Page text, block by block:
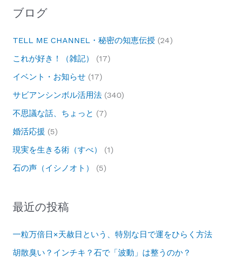
ブログ
TELL ME CHANNEL・秘密の知恵伝授 (24)
これが好き！（雑記）
(17)
イベント・お知らせ(17)
サビアンシンボル活用法(340)
不思議な話、ちょっと (7)
婚活応援 (5)
現実を生きる術（すべ）
(1)
石の声（イシノオト）
(5)
最近の投稿
一粒万倍日×天赦日という、特別な日で運をひらく方法
胡散臭い？インチキ？石で「波動」は整うのか？